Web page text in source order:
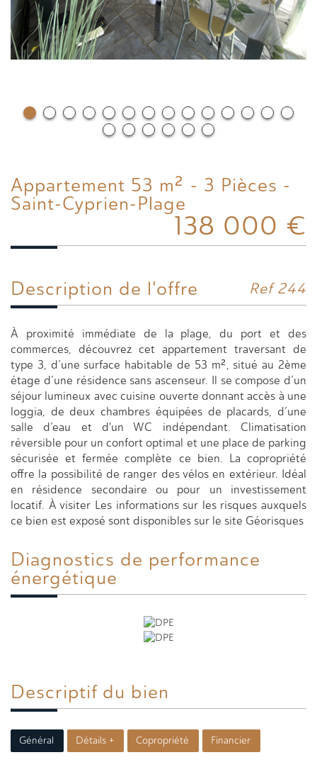
Appartement 53 m² - 3 Pièces -
Saint-Cyprien-Plage
138 000 €
Description de l'offre Ref 244
À proximité immédiate de la plage, du port et des
commerces, découvrez cet appartement traversant de
type 3, d’une surface habitable de 53 m², situé au 2ème
étage d’une résidence sans ascenseur. Il se compose d’un
séjour lumineux avec cuisine ouverte donnant accès à une
loggia, de deux chambres équipées de placards, d’une
salle d’eau et d'un WC indépendant. Climatisation
réversible pour un confort optimal et une place de parking
sécurisée et fermée complète ce bien. La copropriété
offre la possibilité de ranger des vélos en extérieur. Idéal
en résidence secondaire ou pour un investissement
locatif. À visiter Les informations sur les risques auxquels
ce bien est exposé sont disponibles sur le site Géorisques
Diagnostics de performance
énergétique
Descriptif du bien
Général Détails + Copropriété Financier